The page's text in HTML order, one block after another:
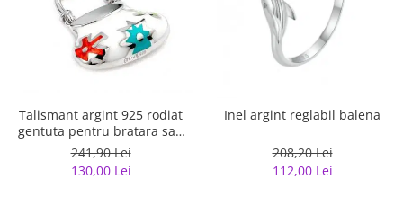
Talismant argint 925 rodiat
gentuta pentru bratara sau
lant
241,90 Lei
130,00 Lei
Inel argint reglabil balena
208,20 Lei
112,00 Lei